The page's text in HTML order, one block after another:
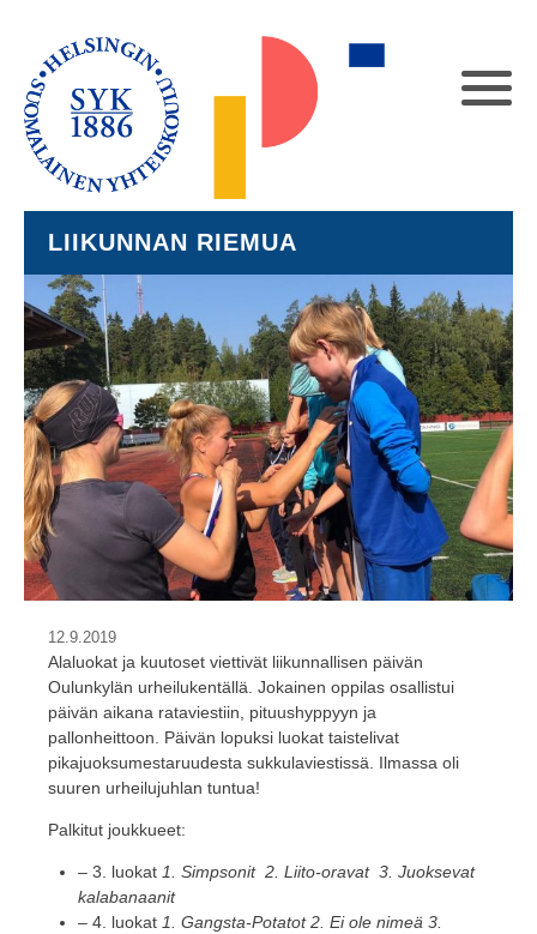
LIIKUNNAN RIEMUA
12.9.2019
Alaluokat ja kuutoset viettivät liikunnallisen päivän
Oulunkylän urheilukentällä. Jokainen oppilas osallistui
päivän aikana rataviestiin, pituushyppyyn ja
pallonheittoon. Päivän lopuksi luokat taistelivat
pikajuoksumestaruudesta sukkulaviestissä. Ilmassa oli
suuren urheilujuhlan tuntua!
Palkitut joukkueet:
– 3. luokat 1. Simpsonit 2. Liito-oravat 3. Juoksevat
kalabanaanit
– 4. luokat 1. Gangsta-Potatot 2. Ei ole nimeä 3.